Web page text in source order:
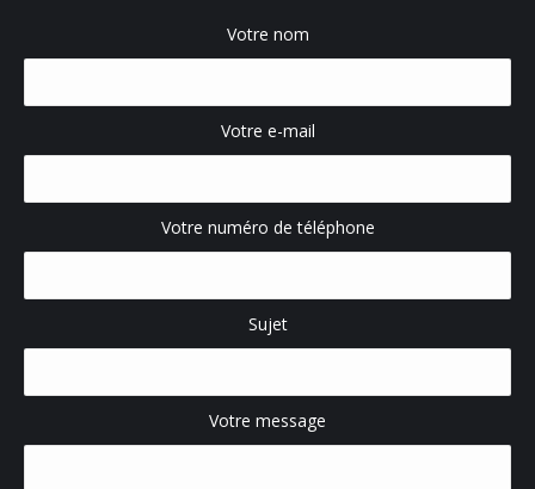
Votre nom
Votre e-mail
Votre numéro de téléphone
Sujet
Votre message